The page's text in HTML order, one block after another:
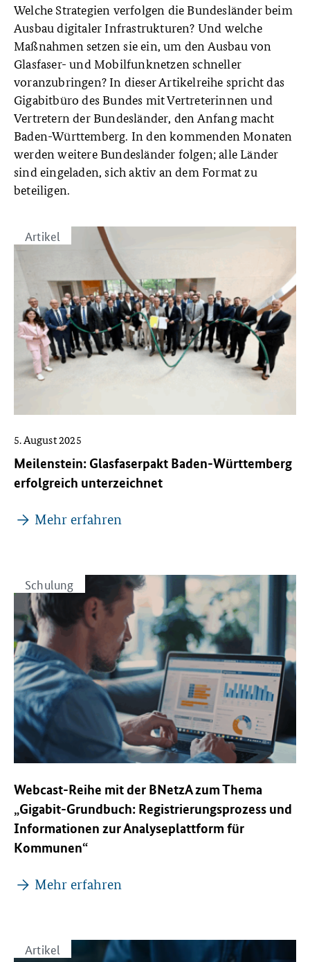
Welche Strategien verfolgen die Bundesländer beim
Ausbau digitaler Infrastrukturen? Und welche
Maßnahmen setzen sie ein, um den Ausbau von
Glasfaser- und Mobilfunknetzen schneller
voranzubringen? In dieser Artikelreihe spricht das
Gigabitbüro des Bundes mit Vertreterinnen und
Vertretern der Bundesländer, den Anfang macht
Baden-Württemberg. In den kommenden Monaten
werden weitere Bundesländer folgen; alle Länder
sind eingeladen, sich aktiv an dem Format zu
beteiligen.
Artikel
Meilenstein: Glasfaserpakt Baden-Württemberg
erfolgreich unterzeichnet
5. August 2025
Mehr erfahren
Schulung
Webcast-Reihe mit der BNetzA zum Thema
„Gigabit-Grundbuch: Registrierungsprozess und
Informationen zur Analyseplattform für
Kommunen“
Mehr erfahren
Artikel